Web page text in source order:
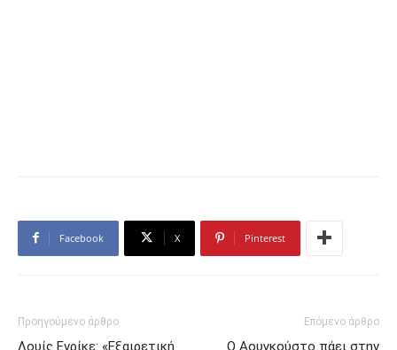
Facebook X Pinterest
Προηγούμενο άρθρο
Λουίς Ενρίκε: «Εξαιρετική
Επόμενο άρθρο
Ο Αουγκούστο πάει στην